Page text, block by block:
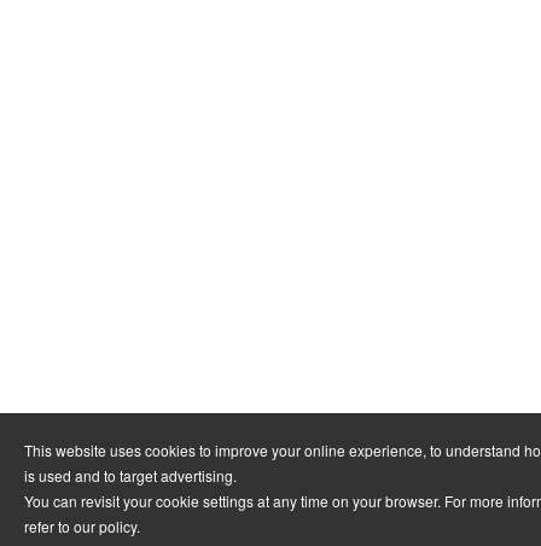
This website uses cookies to improve your online experience, to understand
is used and to target advertising.
You can revisit your cookie settings at any time on your browser. For more
refer to our policy.